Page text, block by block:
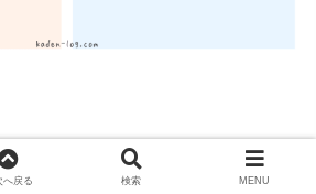
から操作したり、「スケジュール設定
へ戻る 検索 MENU